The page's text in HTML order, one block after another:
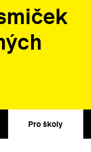
Pro školy